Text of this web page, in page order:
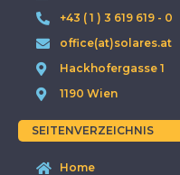
+43 ( 1 ) 3 619 619 - 0
office(at)solares.at
Hackhofergasse 1
1190 Wien
SEITENVERZEICHNIS
Home